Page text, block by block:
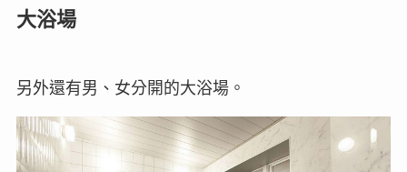
大浴場
另外還有男、女分開的大浴場。